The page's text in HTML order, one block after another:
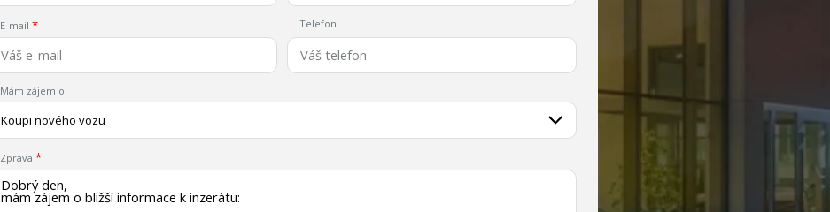
E-mail Telefon
Mám zájem o
Koupi nového vozu
Zpráva